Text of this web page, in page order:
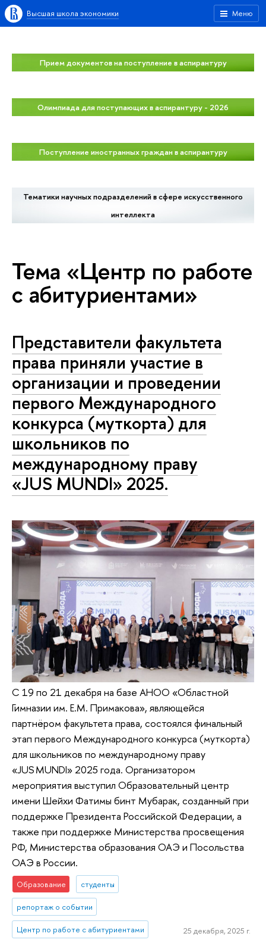
Меню
Высшая школа экономики
Прием документов на поступление в аспирантуру
Олимпиада для поступающих в аспирантуру - 2026
Поступление иностранных граждан в аспирантуру
Тематики научных подразделений в сфере искусственного
интеллекта
Тема «Центр по работе
с абитуриентами»
Представители факультета
права приняли участие в
организации и проведении
первого Международного
конкурса (муткорта) для
школьников по
международному праву
«JUS MUNDI» 2025.
С 19 по 21 декабря на базе АНОО «Областной
Гимназии им. Е.М. Примакова», являющейся
партнёром факультета права, состоялся финальный
этап первого Международного конкурса (муткорта)
для школьников по международному праву
«JUS MUNDI» 2025 года. Организатором
мероприятия выступил Образовательный центр
имени Шейхи Фатимы бинт Мубарак, созданный при
поддержке Президента Российской Федерации, а
также при поддержке Министерства просвещения
РФ, Министерства образования ОАЭ и Посольства
ОАЭ в России.
Образование студенты
репортаж о событии
Центр по работе с абитуриентами 25 декабря, 2025 г.